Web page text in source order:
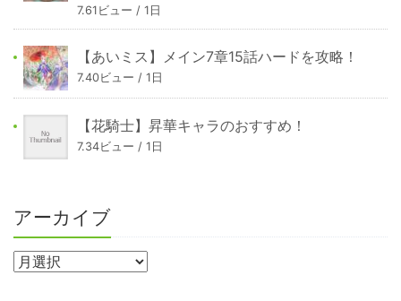
7.61ビュー / 1日
【あいミス】メイン7章15話ハードを攻略！
7.40ビュー / 1日
【花騎士】昇華キャラのおすすめ！
7.34ビュー / 1日
アーカイブ